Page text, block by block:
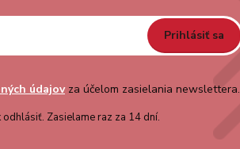
Prihlásiť sa
údajovza účelom zasielania newslettera.
Zasielame raz za 14 dní.